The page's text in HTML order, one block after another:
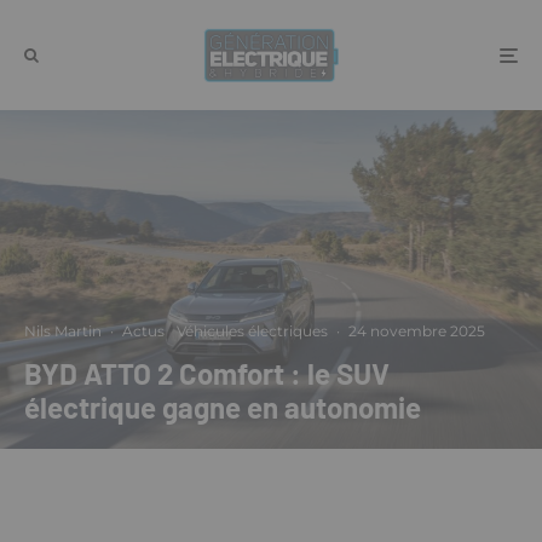
Nils Martin · Actus Véhicules électriques · 24 novembre 2025
BYD ATTO 2 Comfort : le SUV
électrique gagne en autonomie